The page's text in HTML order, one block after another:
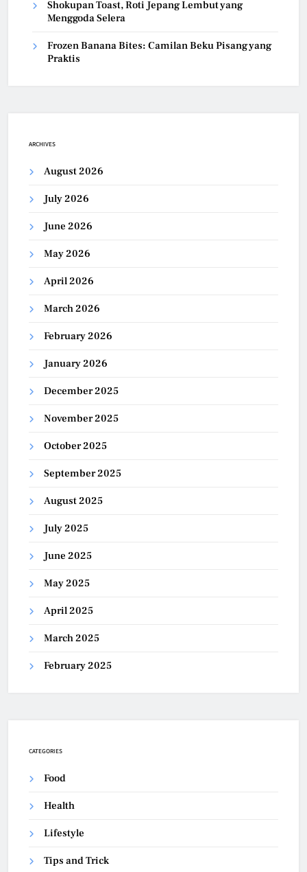
Shokupan Toast, Roti Jepang Lembut yang
Menggoda Selera
Frozen Banana Bites: Camilan Beku Pisang yang
Praktis
ARCHIVES
August 2026
July 2026
June 2026
May 2026
April 2026
March 2026
February 2026
January 2026
December 2025
November 2025
October 2025
September 2025
August 2025
July 2025
June 2025
May 2025
April 2025
March 2025
February 2025
CATEGORIES
Food
Health
Lifestyle
Tips and Trick